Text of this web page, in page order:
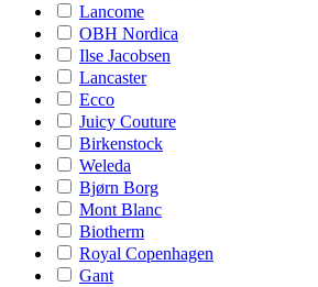
Lancome
OBH Nordica
Ilse Jacobsen
Lancaster
Ecco
Juicy Couture
Birkenstock
Weleda
Bjørn Borg
Mont Blanc
Biotherm
Royal Copenhagen
Gant